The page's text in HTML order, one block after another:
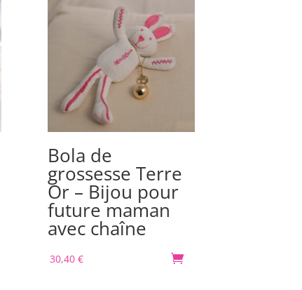
Bola de
grossesse Terre
Or – Bijou pour
future maman
avec chaîne
30,40€ 